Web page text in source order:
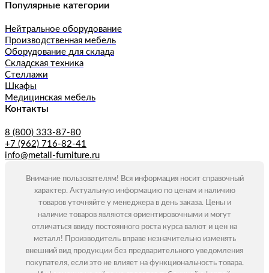
Популярные категории
Нейтральное оборудование
Производственная мебель
Оборудование для склада
Складская техника
Стеллажи
Шкафы
Медицинская мебель
Контакты
8 (800) 333-87-80
+7 (962) 716-82-41
info@metall-furniture.ru
Внимание пользователям! Вся информация носит справочный
характер. Актуальную информацию по ценам и наличию
товаров уточняйте у менеджера в день заказа. Цены и
наличие товаров являются ориентировочными и могут
отличаться ввиду постоянного роста курса валют и цен на
металл! Производитель вправе незначительно изменять
внешний вид продукции без предварительного уведомления
покупателя, если это не влияет на функциональность товара.